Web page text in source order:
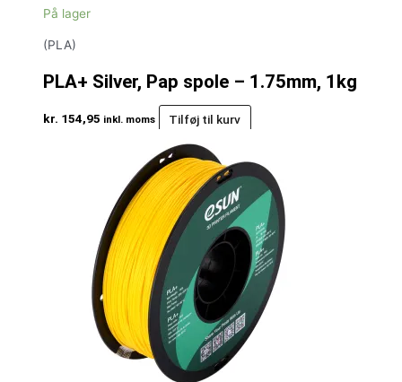
På lager
(PLA)
PLA+ Silver, Pap spole – 1.75mm, 1kg
kr. 154,95 inkl. moms Tilføj til kurv